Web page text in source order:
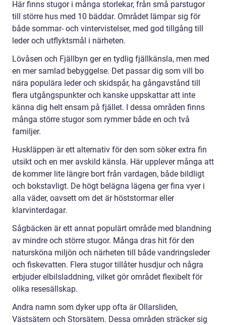
Här finns stugor i många storlekar, från små parstugor
till större hus med 10 bäddar. Området lämpar sig för
både sommar- och vintervistelser, med god tillgång till
leder och utflyktsmål i närheten.
Lövåsen och Fjällbyn ger en tydlig fjällkänsla, men med
en mer samlad bebyggelse. Det passar dig som vill bo
nära populära leder och skidspår, ha gångavstånd till
flera utgångspunkter och kanske uppskattar att inte
känna dig helt ensam på fjället. I dessa områden finns
många större stugor som rymmer både en och två
familjer.
Huskläppen är ett alternativ för den som söker extra fin
utsikt och en mer avskild känsla. Här upplever många att
de kommer lite längre bort från vardagen, både bildligt
och bokstavligt. De högt belägna lägena ger fina vyer i
alla väder, oavsett om det är höststormar eller
klarvinterdagar.
Sågbäcken är ett annat populärt område med blandning
av mindre och större stugor. Många dras hit för den
natursköna miljön och närheten till både vandringsleder
och fiskevatten. Flera stugor tillåter husdjur och några
erbjuder elbilsladdning, vilket gör området flexibelt för
olika resesällskap.
Andra namn som dyker upp ofta är Ollarsliden,
Västsätern och Storsätern. Dessa områden sträcker sig